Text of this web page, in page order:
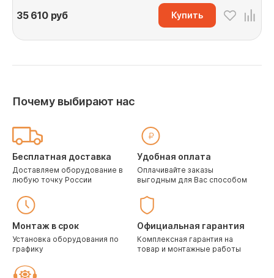
35 610руб Купить
Почему выбирают нас
Бесплатная доставка
Доставляем оборудование в
любую точку России
Удобная оплата
Оплачивайте заказы
выгодным для Вас способом
Монтаж в срок
Установка оборудования по
графику
Официальная гарантия
Комплексная гарантия на
товар и монтажные работы